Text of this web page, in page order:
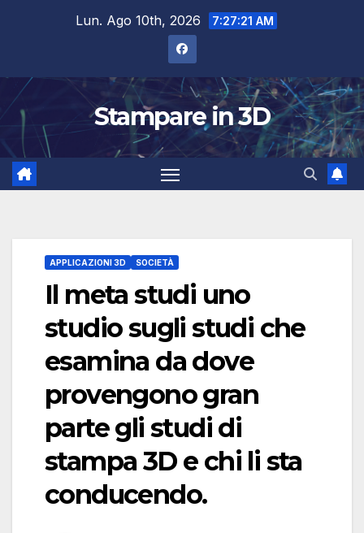
Lun. Ago 10th, 2026 7:27:22 AM
Stampare in 3D
APPLICAZIONI 3D SOCIETÀ
Il meta studi uno
studio sugli studi che
esamina da dove
provengono gran
parte gli studi di
stampa 3D e chi li sta
conducendo.